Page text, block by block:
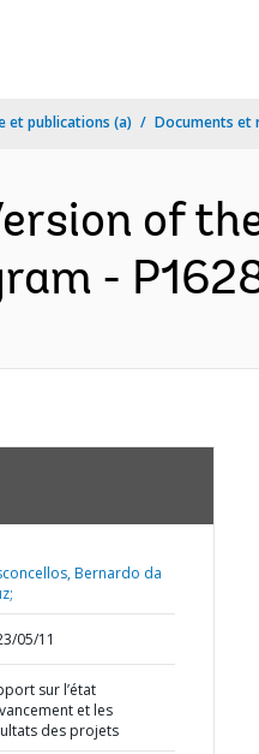
et publications (a) Documents et
of
-
Bernardo da
05/11
sur l’état
et les
des projets